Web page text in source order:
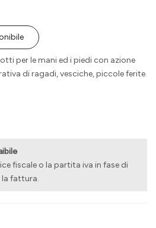
per le mani ed i piedi con azione
di ragadi, vesciche, piccole ferite.
fiscale o la partita iva in fase di
la fattura.